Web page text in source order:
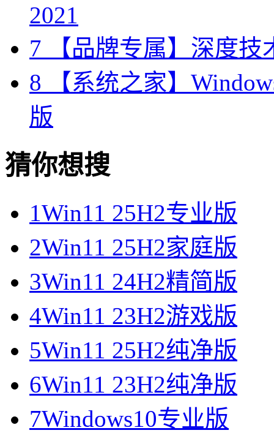
2021
7 【品牌专属】深度技
8 【系统之家】
版
猜你想搜
1Win11 25H2专业版
2Win11 25H2家庭版
3Win11 24H2精简版
4Win11 23H2游戏版
5Win11 25H2纯净版
6Win11 23H2纯净版
7Windows10专业版